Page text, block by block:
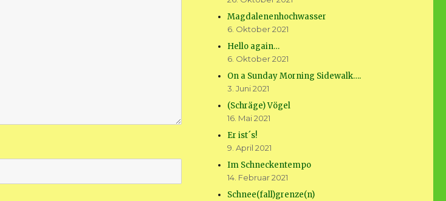
Magdalenenhochwasser
6. Oktober 2021
Hello again…
6. Oktober 2021
On a Sunday Morning Sidewalk….
3. Juni 2021
(Schräge) Vögel
16. Mai 2021
Er ist´s!
9. April 2021
Im Schneckentempo
14. Februar 2021
Schnee(fall)grenze(n)